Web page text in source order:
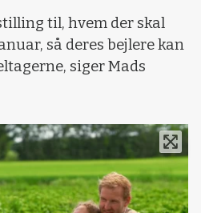
til, hvem der skal
så deres bejlere kan
siger Mads